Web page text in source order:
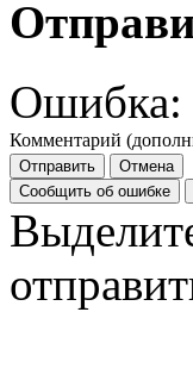
Ошибка:
Комментарий
Отправить
Отмена
Сообщить об ошибке